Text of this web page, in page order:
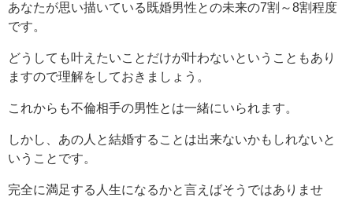
あなたが思い描いている既婚男性との未来の7割～8割程度
です。
どうしても叶えたいことだけが叶わないということもあり
ますので理解をしておきましょう。
これからも不倫相手の男性とは一緒にいられます。
しかし、あの人と結婚することは出来ないかもしれないと
いうことです。
完全に満足する人生になるかと言えばそうではありませ